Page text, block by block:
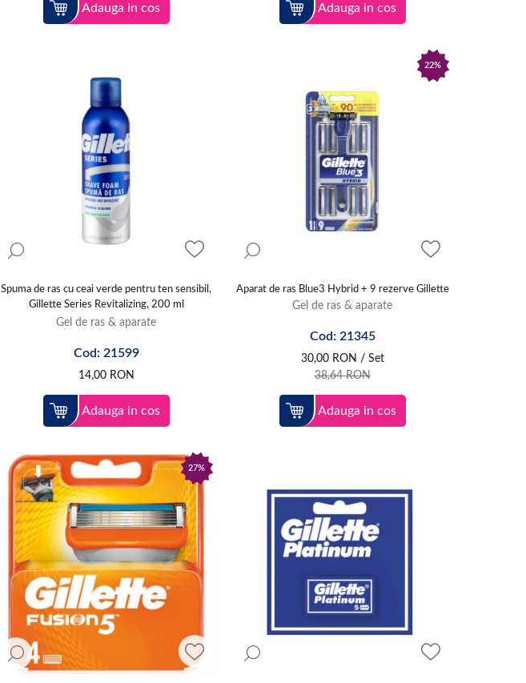
Adauga in cos Adauga in cos
Spuma de ras cu ceai verde pentru ten sensibil,
Gillette Series Revitalizing, 200 ml
Gel de ras & aparate
Cod: 21599
14,00 RON
Adauga in cos
22%
Aparat de ras Blue3 Hybrid + 9 rezerve Gillette
Gel de ras & aparate
Cod: 21345
30,00 RON / Set
38,64RON
Adauga in cos
27%